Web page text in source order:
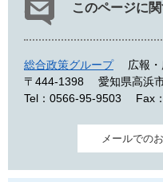
このページに
総合政策グループ
広報
〒444-1398
愛知県高浜
Tel：0566-95-9503
Fax
メールでの